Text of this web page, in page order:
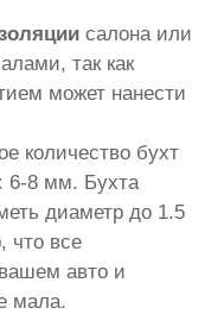
салона или
так как
может нанести
количество бухт
6-8 мм. Бухта
диаметр до 1.5
что все
авто и
мала.